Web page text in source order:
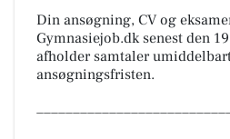
Din ansøgning, CV og
Gymnasiejob.dk senest den
afholder samtaler
ansøgningsfristen.